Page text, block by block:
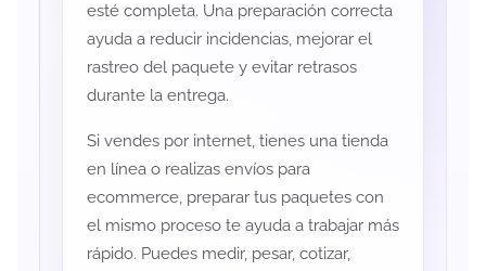
esté completa. Una preparación correcta
ayuda a reducir incidencias, mejorar el
rastreo del paquete y evitar retrasos
durante la entrega.
Si vendes por internet, tienes una tienda
en línea o realizas envíos para
ecommerce, preparar tus paquetes con
el mismo proceso te ayuda a trabajar más
rápido. Puedes medir, pesar, cotizar,